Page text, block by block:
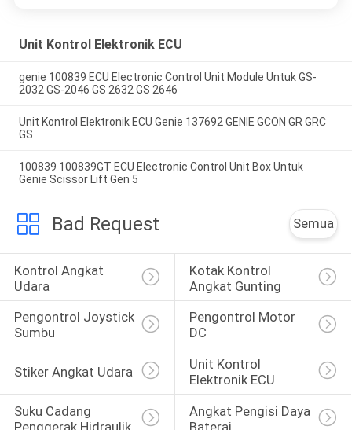
Unit Kontrol Elektronik ECU
genie 100839 ECU Electronic Control Unit Module Untuk GS-
2032 GS-2046 GS 2632 GS 2646
Unit Kontrol Elektronik ECU Genie 137692 GENIE GCON GR GRC
GS
100839 100839GT ECU Electronic Control Unit Box Untuk
Genie Scissor Lift Gen 5
Bad Request Semua
Kontrol Angkat
Udara
Kotak Kontrol
Angkat Gunting
Pengontrol Joystick
Sumbu
Pengontrol Motor
DC
Stiker Angkat Udara
Unit Kontrol
Elektronik ECU
Suku Cadang
Penggerak Hidraulik
Angkat Pengisi Daya
Baterai